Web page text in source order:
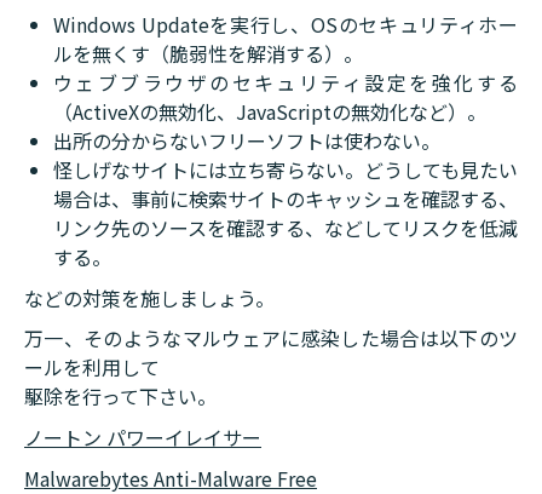
Windows Updateを実行し、OSのセキュリティホー
ルを無くす（脆弱性を解消する）。
ウェブブラウザのセキュリティ設定を強化する
（ActiveXの無効化、JavaScriptの無効化など）。
出所の分からないフリーソフトは使わない。
怪しげなサイトには立ち寄らない。どうしても見たい
場合は、事前に検索サイトのキャッシュを確認する、
リンク先のソースを確認する、などしてリスクを低減
する。
などの対策を施しましょう。
万一、そのようなマルウェアに感染した場合は以下のツ
ールを利用して
駆除を行って下さい。
ノートン パワーイレイサー
Malwarebytes Anti-Malware Free